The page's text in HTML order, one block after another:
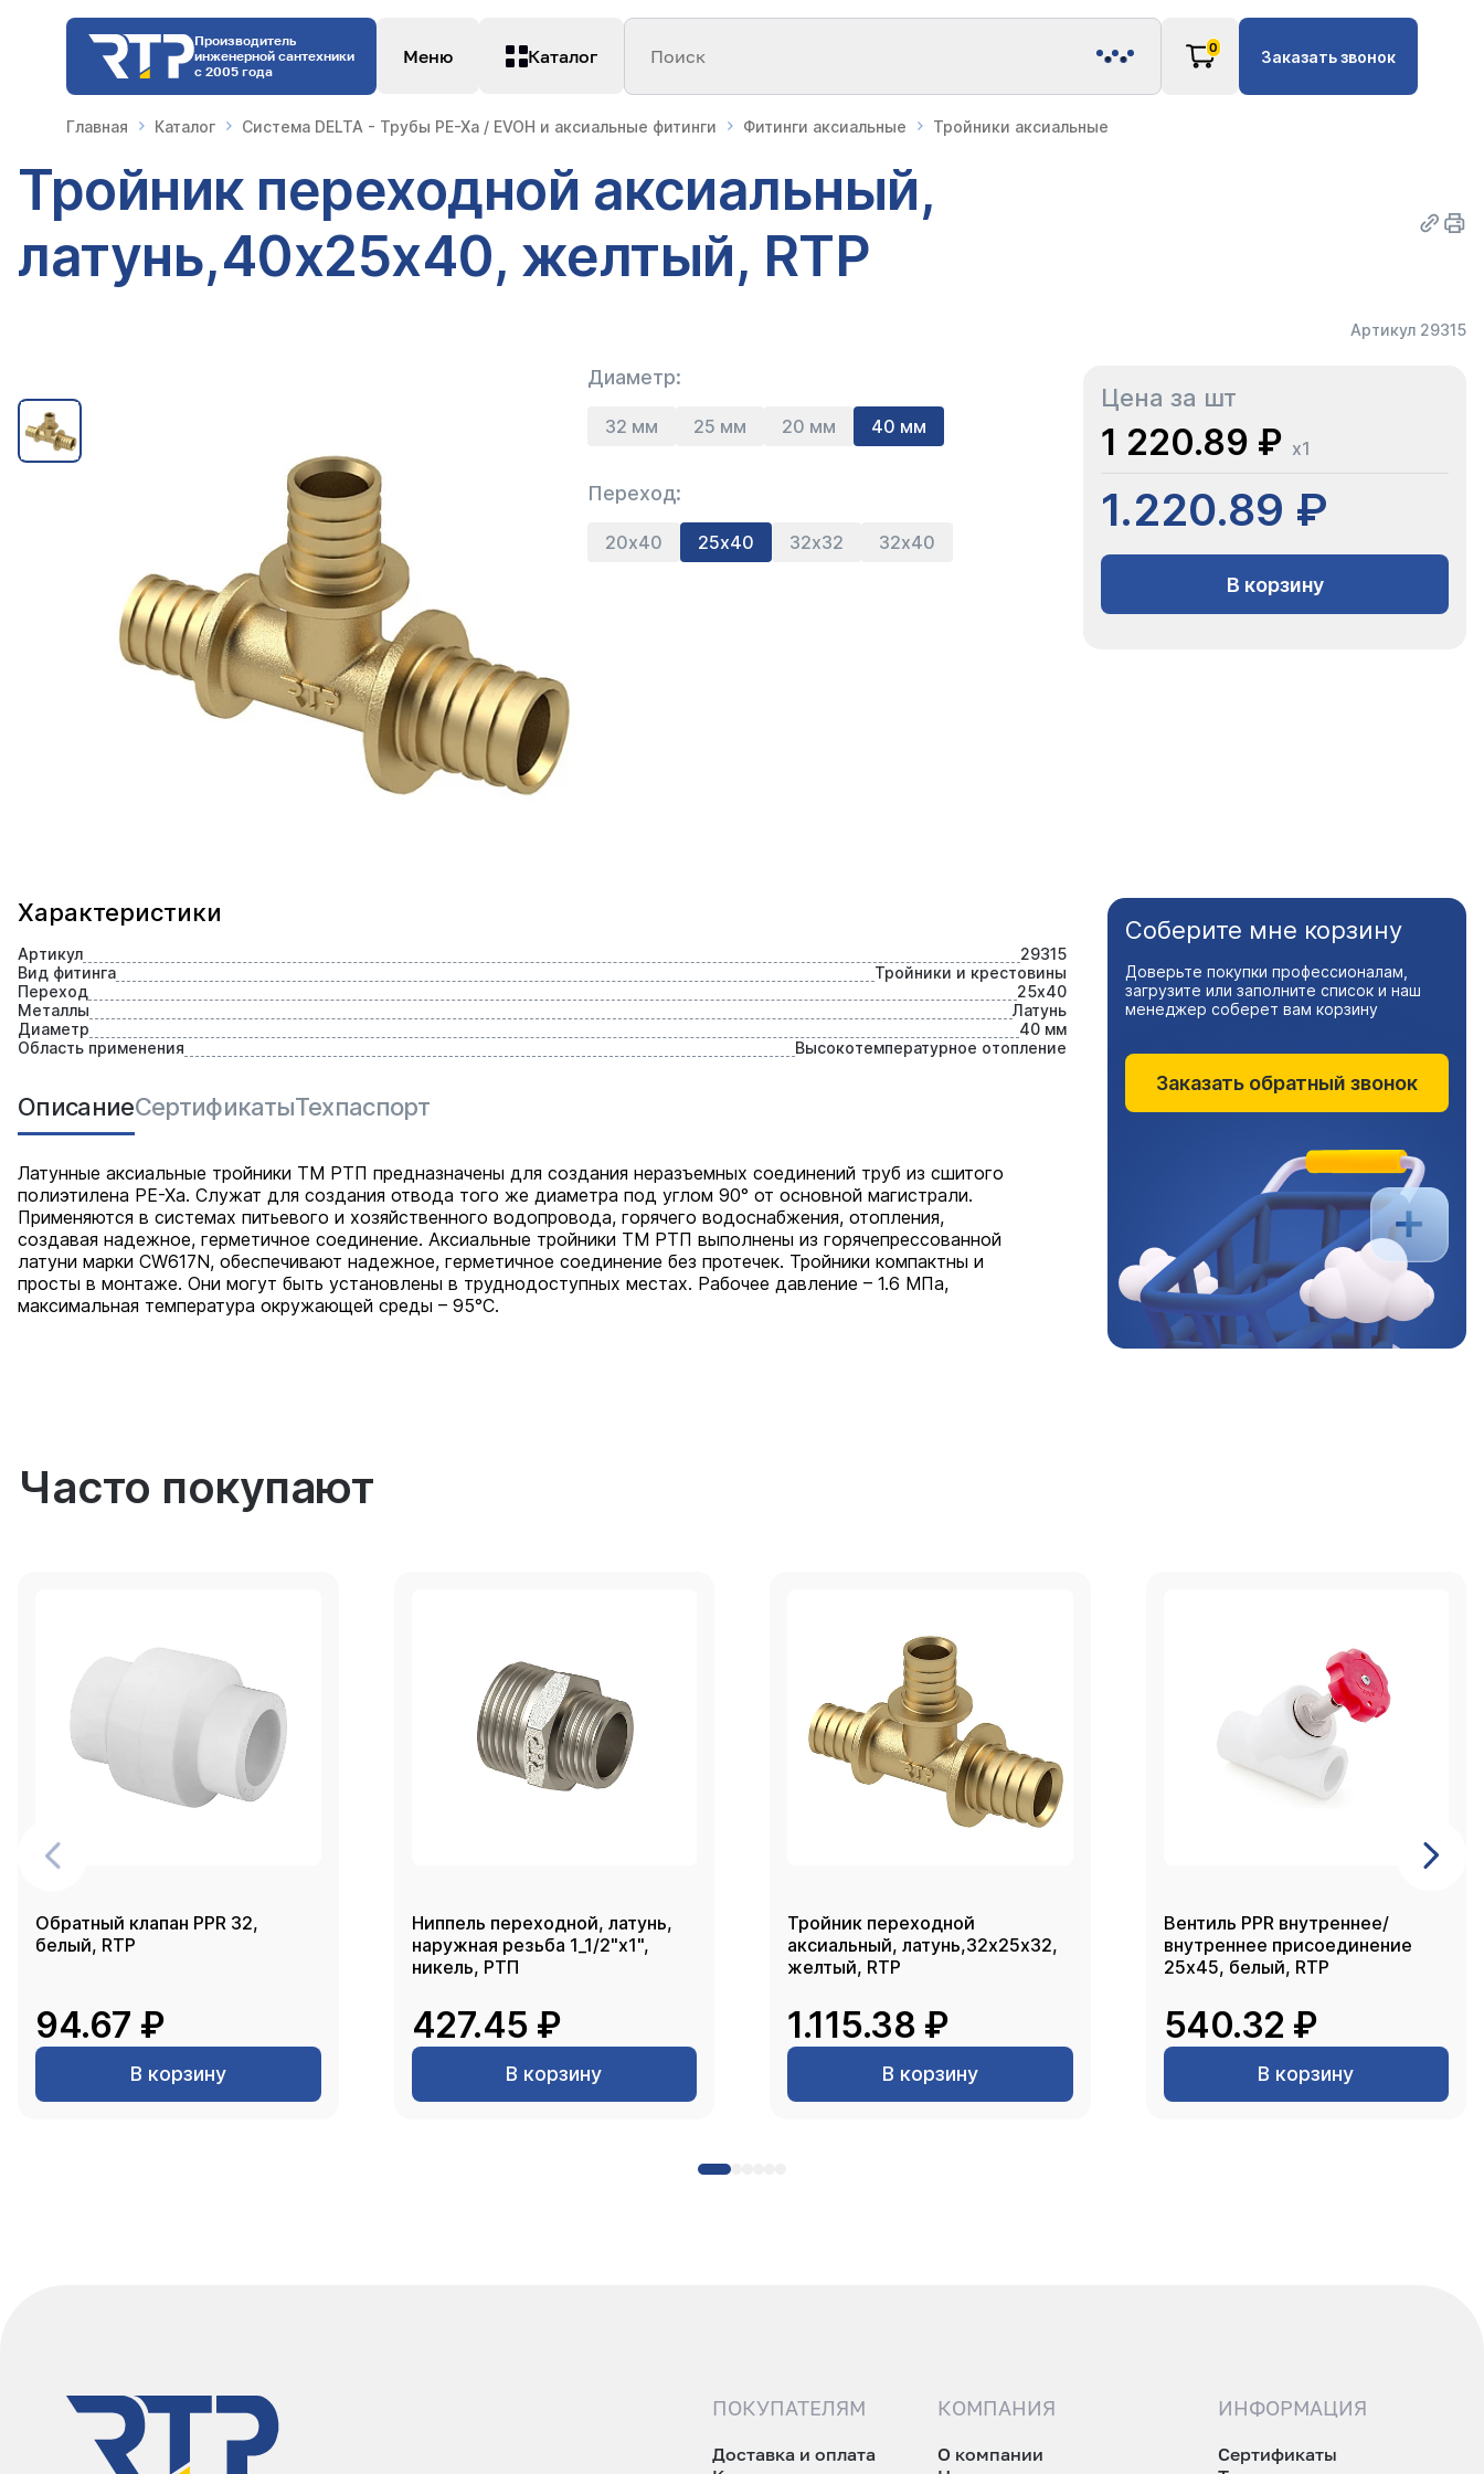
Производитель
инженерной сантехники
с 2005 года
Меню Каталог Поиск 0 Заказать звонок
Главная Каталог Система DELTA - Трубы PE-Xa / EVOH и аксиальные фитинги Фитинги аксиальные Тройники аксиальные
Тройник переходной аксиальный,
латунь,40х25х40, желтый, RTP
Артикул 29315
Диаметр:
32 мм 25 мм 20 мм 40 мм
Переход:
20х40 25х40 32х32 32х40
Цена за шт
1 220.89 ₽ x1
1.220.89 ₽
В корзину
Характеристики
Артикул
29315
Вид фитинга
Тройники и крестовины
Переход
25х40
Металлы
Латунь
Диаметр
40 мм
Область применения
Высокотемпературное отопление
ОписаниеСертификатыТехпаспорт
Латунные аксиальные тройники ТМ РТП предназначены для создания неразъемных соединений труб из сшитого
полиэтилена PE-Xa. Служат для создания отвода того же диаметра под углом 90° от основной магистрали.
Применяются в системах питьевого и хозяйственного водопровода, горячего водоснабжения, отопления,
создавая надежное, герметичное соединение. Аксиальные тройники ТМ РТП выполнены из горячепрессованной
латуни марки СW617N, обеспечивают надежное, герметичное соединение без протечек. Тройники компактны и
просты в монтаже. Они могут быть установлены в труднодоступных местах. Рабочее давление – 1.6 МПа,
максимальная температура окружающей среды – 95°С.
Соберите мне корзину
Доверьте покупки профессионалам,
загрузите или заполните список и наш
менеджер соберет вам корзину
Заказать обратный звонок
Часто покупают
Обратный клапан PPR 32,
белый, RTP
94.67 ₽
В корзину
Ниппель переходной, латунь,
наружная резьба 1_1/2"х1",
никель, РТП
427.45 ₽
В корзину
Тройник переходной
аксиальный, латунь,32х25х32,
желтый, RTP
1.115.38 ₽
В корзину
Вентиль PPR внутреннее/
внутреннее присоединение
25х45, белый, RTP
540.32 ₽
В корзину
ПОКУПАТЕЛЯМ
Доставка и оплата
КОМПАНИЯ
О компании
ИНФОРМАЦИЯ
Сертификаты